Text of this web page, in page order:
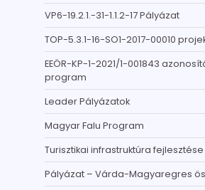
VP6-19.2.1.-31-1.1.2-17 Pályázat
TOP-5.3.1-16-SO1-2017-00010
EEÖR-KP-1-2021/1-001843
program
Leader Pályázatok
Magyar Falu Program
Turisztikai infrastruktúra
Pályázat – Várda-Magyaregres